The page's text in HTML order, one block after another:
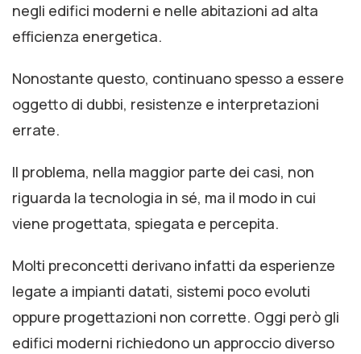
negli edifici moderni e nelle abitazioni ad alta
efficienza energetica.
Nonostante questo, continuano spesso a essere
oggetto di dubbi, resistenze e interpretazioni
errate.
Il problema, nella maggior parte dei casi, non
riguarda la tecnologia in sé, ma il modo in cui
viene progettata, spiegata e percepita.
Molti preconcetti derivano infatti da esperienze
legate a impianti datati, sistemi poco evoluti
oppure progettazioni non corrette. Oggi però gli
edifici moderni richiedono un approccio diverso